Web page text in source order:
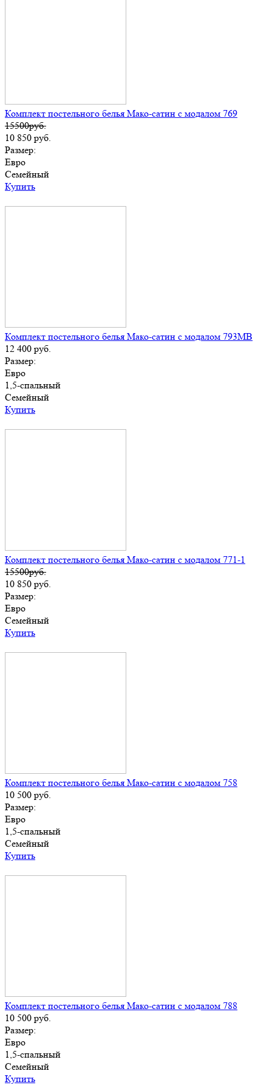
Комплект постельного белья Мако-сатин с модалом 769
15500руб.
10 850 руб.
Размер:
Евро
Семейный
Купить
Комплект постельного белья Мако-сатин с модалом 793МВ
12 400 руб.
Размер:
Евро
1,5-спальный
Семейный
Купить
Комплект постельного белья Мако-сатин с модалом 771-1
15500руб.
10 850 руб.
Размер:
Евро
Семейный
Купить
Комплект постельного белья Мако-сатин с модалом 758
10 500 руб.
Размер:
Евро
1,5-спальный
Семейный
Купить
Комплект постельного белья Мако-сатин с модалом 788
10 500 руб.
Размер:
Евро
1,5-спальный
Семейный
Купить